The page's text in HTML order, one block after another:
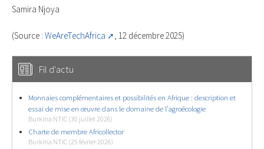
Samira Njoya
(Source : WeAreTechAfrica , 12 décembre 2025)
Fil d'actu
Monnaies complémentaires et possibilités en Afrique : description et
essai de mise en œuvre dans le domaine de l’agroécologie
Burkina NTIC (30 juillet 2026)
Charte de membre Africollector
Burkina NTIC (25 février 2026)